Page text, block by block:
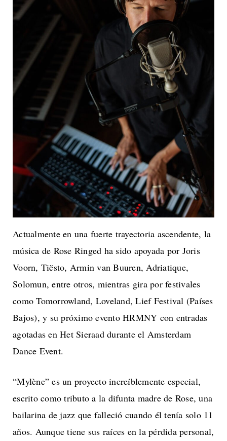
Actualmente en una fuerte trayectoria ascendente, la
música de Rose Ringed ha sido apoyada por Joris
Voorn, Tiësto, Armin van Buuren, Adriatique,
Solomun, entre otros, mientras gira por festivales
como Tomorrowland, Loveland, Lief Festival (Países
Bajos), y su próximo evento HRMNY con entradas
agotadas en Het Sieraad durante el Amsterdam
Dance Event.
“Mylène” es un proyecto increíblemente especial,
escrito como tributo a la difunta madre de Rose, una
bailarina de jazz que falleció cuando él tenía solo 11
años. Aunque tiene sus raíces en la pérdida personal,